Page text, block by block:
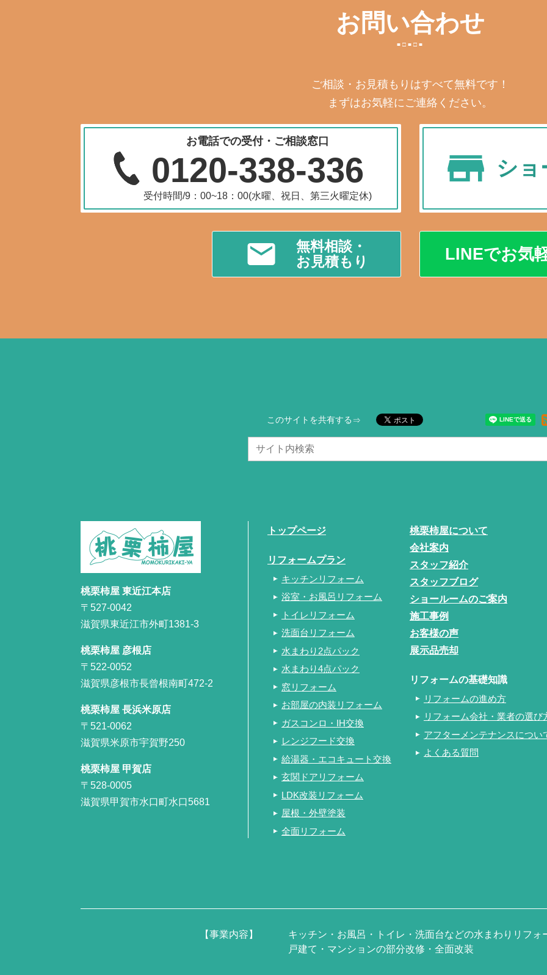
お問い合わせ
ご相談・お見積もりはすべて無料です！
まずはお気軽にご連絡ください。
お電話での受付・ご相談窓口
0120-338-336
受付時間/9：00~18：00(水曜、祝日、第三火曜定休)
ショ
無料相談・
お見積もり
LINEでお気
このサイトを共有する
桃栗柿屋 東近江本店
〒527-0042
滋賀県東近江市外町1381-3
桃栗柿屋 彦根店
〒522-0052
滋賀県彦根市長曾根南町472-2
桃栗柿屋 長浜米原店
〒521-0062
滋賀県米原市宇賀野250
桃栗柿屋 甲賀店
〒528-0005
滋賀県甲賀市水口町水口5681
トップページ
リフォームプラン
キッチンリフォーム
浴室・お風呂リフォーム
トイレリフォーム
洗面台リフォーム
水まわり2点パック
水まわり4点パック
窓リフォーム
お部屋の内装リフォーム
ガスコンロ・IH交換
レンジフード交換
給湯器・エコキュート交換
玄関ドアリフォーム
LDK改装リフォーム
屋根・外壁塗装
全面リフォーム
桃栗柿屋について
会社案内
スタッフ紹介
スタッフブログ
ショールームのご案内
施工事例
お客様の声
展示品売却
リフォームの基礎知識
リフォームの進め方
リフォーム会社・業者の選び
アフターメンテナンスについ
よくある質問
【事業内容】
キッチン・お風呂・トイレ・洗面台などの水まわりリフォ
戸建て・マンションの部分改修・全面改装